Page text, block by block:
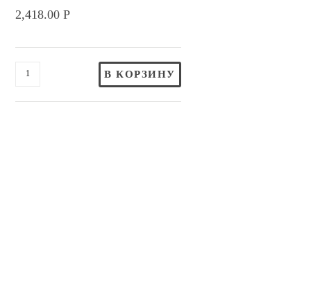
2,418.00Р
В КОРЗИНУ